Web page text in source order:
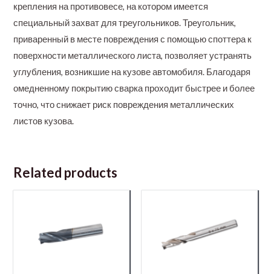
крепления на противовесе, на котором имеется
специальный захват для треугольников. Треугольник,
приваренный в месте повреждения с помощью споттера к
поверхности металлического листа, позволяет устранять
углубления, возникшие на кузове автомобиля. Благодаря
омедненному покрытию сварка проходит быстрее и более
точно, что снижает риск повреждения металлических
листов кузова.
Related products